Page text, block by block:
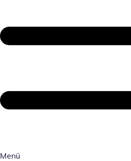
Menü